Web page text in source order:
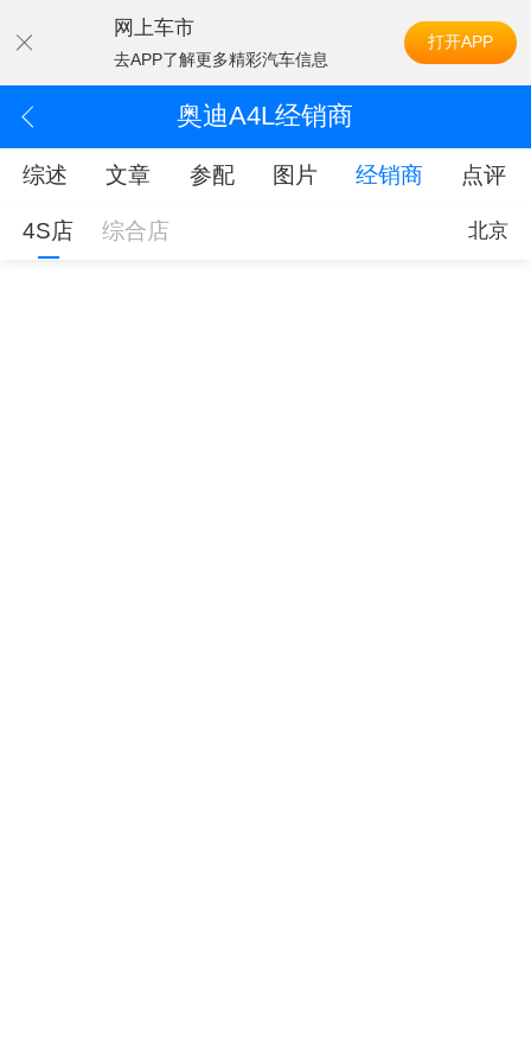
网上车市
去APP了解更多精彩汽车信息
打开APP
奥迪A4L经销商
综述 文章 参配 图片 经销商 点评
4S店 综合店 北京